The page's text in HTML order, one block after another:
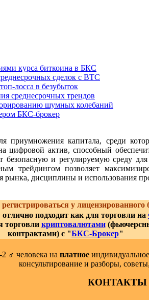
курса биткоина в БКС
сделок с BTC
лосса в безубыток
среднесрочных трендов
шумных колебаний
БКС-брокер
приумножения капитала, среди
актив, способный
и регулируемую среду
трейдингом позволяет
дисциплины и использования
у лицензированного
подходит как для торговли на
торговли криптовалютами
контрактами) с "БКС-Брокер"
‍♂️ человека на платное
консультирование и разборы,
КОНТАКТЫ